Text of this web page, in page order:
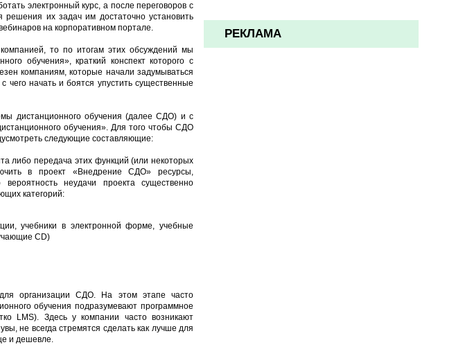
электронный курс, а после переговоров с
их задач им достаточно установить
на корпоративном портале.
то по итогам этих обсуждений мы
обучения», краткий конспект которого с
компаниям, которые начали задумываться
чего начать и боятся упустить существенные
дистанционного обучения (далее СДО) и с
обучения». Для того чтобы СДО
следующие составляющие:
либо передача этих функций (или некоторых
в проект «Внедрение СДО» ресурсы,
неудачи проекта существенно
категорий:
учебники в электронной форме, учебные
CD)
организации СДО. На этом этапе часто
обучения подразумевают программное
LMS). Здесь у компании часто возникают
не всегда стремятся сделать как лучше для
и дешевле.
РЕКЛАМА